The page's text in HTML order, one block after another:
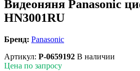
Видеоняня Panasonic
HN3001RU
Бренд: Panasonic
Артикул: P-0659192 В наличии
Цена по запросу